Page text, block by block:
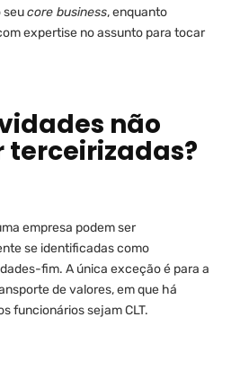
seucore business, enquanto
expertise no assunto para tocar
não
terceirizadas?
empresa podem ser
se identificadas como
fim. A única exceção é para a
de valores, em que há
funcionários sejam CLT.